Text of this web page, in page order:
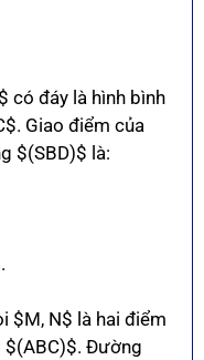
có đáy là hình bình
Giao điểm của
$(SBD)$ là:
$M, N$ là hai điểm
$(ABC)$. Đường